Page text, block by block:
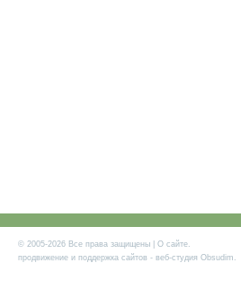
© 2005-2026 Все права защищены | О сайте.
продвижение и поддержка сайтов - веб-студия Obsudim.